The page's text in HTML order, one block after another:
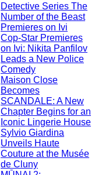
Detective Series The
Number of the Beast
Premieres on Ivi
Cop-Star Premieres
on Ivi: Nikita Panfilov
Leads a New Police
Comedy
Maison Close
Becomes
SCANDALE: A New
Chapter Begins for an
Iconic Lingerie House
Sylvio Giardina
Unveils Haute
Couture at the Musée
de Cluny